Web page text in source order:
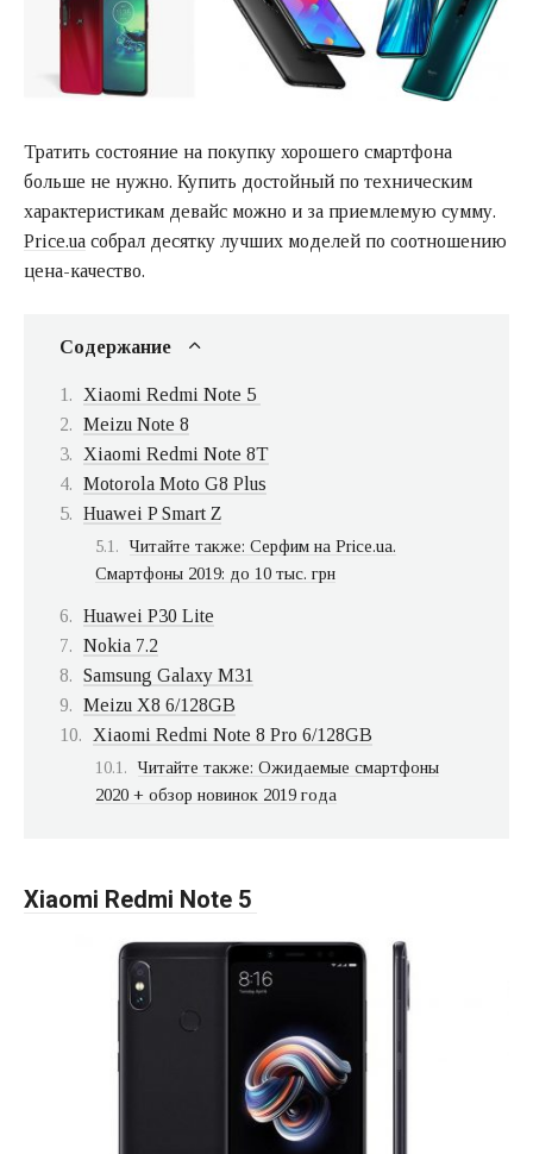
Тратить состояние на покупку хорошего смартфона
больше не нужно. Купить достойный по техническим
характеристикам девайс можно и за приемлемую сумму.
Price.ua собрал десятку лучших моделей по соотношению
цена-качество.
Содержание
Xiaomi Redmi Note 5
Meizu Note 8
Xiaomi Redmi Note 8T
Motorola Moto G8 Plus
Huawei P Smart Z
Читайте также: Серфим на Price.ua.
Смартфоны 2019: до 10 тыс. грн
Huawei P30 Lite
Nokia 7.2
Samsung Galaxy M31
Meizu X8 6/128GB
Xiaomi Redmi Note 8 Pro 6/128GB
Читайте также: Ожидаемые смартфоны
2020 + обзор новинок 2019 года
Xiaomi Redmi Note 5